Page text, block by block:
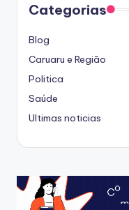
Categorias
Blog
Caruaru e Região
Politica
Saúde
Ultimas noticias